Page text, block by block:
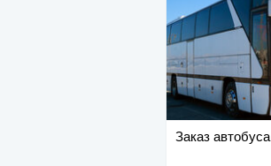
Заказ автобуса